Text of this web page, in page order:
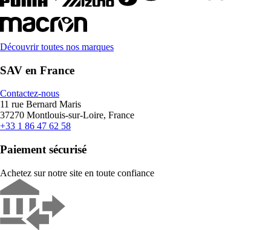
Découvrir toutes nos marques
SAV en France
Contactez-nous
11 rue Bernard Maris
37270 Montlouis-sur-Loire, France
+33 1 86 47 62 58
Paiement sécurisé
Achetez sur notre site en toute confiance